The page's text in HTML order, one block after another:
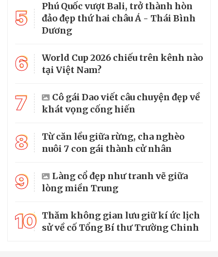
5
Phú Quốc vượt Bali, trở thành hòn
đảo đẹp thứ hai châu Á - Thái Bình
Dương
6
World Cup 2026 chiếu trên kênh nào
tại Việt Nam?
7
Cô gái Dao viết câu chuyện đẹp về
khát vọng cống hiến
8
Từ căn lều giữa rừng, cha nghèo
nuôi 7 con gái thành cử nhân
9
Làng cổ đẹp như tranh vẽ giữa
lòng miền Trung
10 Thăm không gian lưu giữ kí ức lịch
sử về cố Tổng Bí thư Trường Chinh